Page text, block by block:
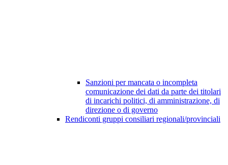
Sanzioni per mancata o incompleta
comunicazione dei dati da parte dei titolari
di incarichi politici, di amministrazione, di
direzione o di governo
Rendiconti gruppi consiliari regionali/provinciali